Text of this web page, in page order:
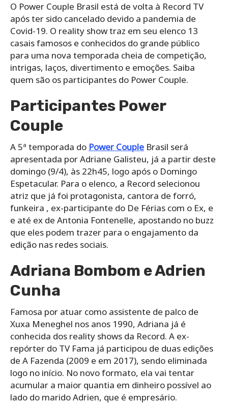
O Power Couple Brasil está de volta à Record TV
após ter sido cancelado devido a pandemia de
Covid-19. O reality show traz em seu elenco 13
casais famosos e conhecidos do grande público
para uma nova temporada cheia de competição,
intrigas, laços, divertimento e emoções. Saiba
quem são os participantes do Power Couple.
Participantes Power
Couple
A 5ª temporada do Power Couple Brasil será
apresentada por Adriane Galisteu, já a partir deste
domingo (9/4), às 22h45, logo após o Domingo
Espetacular. Para o elenco, a Record selecionou
atriz que já foi protagonista, cantora de forró,
funkeira , ex-participante do De Férias com o Ex, e
e até ex de Antonia Fontenelle, apostando no buzz
que eles podem trazer para o engajamento da
edição nas redes sociais.
Adriana Bombom e Adrien
Cunha
Famosa por atuar como assistente de palco de
Xuxa Meneghel nos anos 1990, Adriana já é
conhecida dos reality shows da Record. A ex-
repórter do TV Fama já participou de duas edições
de A Fazenda (2009 e em 2017), sendo eliminada
logo no início. No novo formato, ela vai tentar
acumular a maior quantia em dinheiro possível ao
lado do marido Adrien, que é empresário.